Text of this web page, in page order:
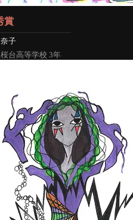
賞
子
台高等学校 3年